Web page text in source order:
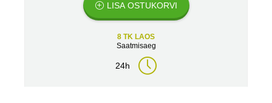
LISA OSTUKORVI
8 TK LAOS
Saatmisaeg
24h